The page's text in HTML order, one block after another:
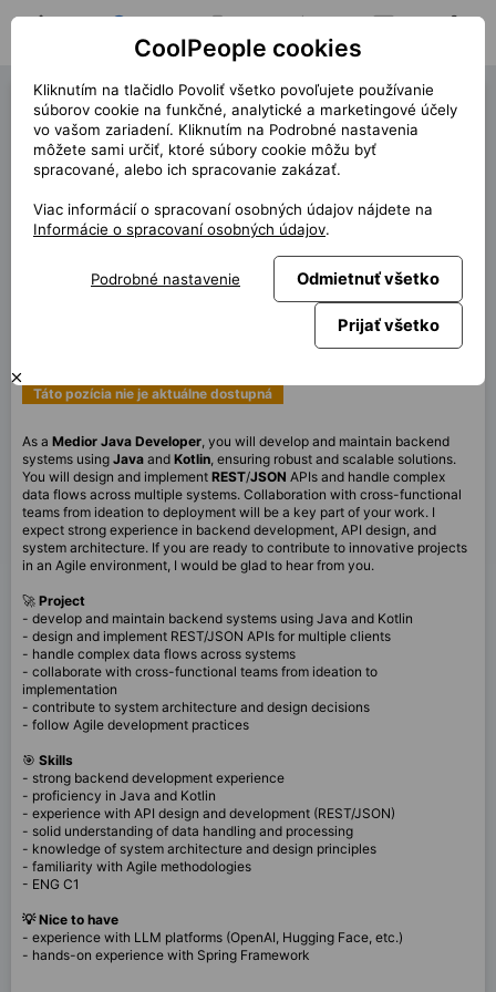
Hľadať pozíciu Moja pozícia Notifikácie
Java Developer (40889)
Ostáva 1 otvorená pozícia!
« späť
Miesto
Vienna
11/2025 (12m+)
Kontrakt cez CP
Táto pozícia nie je aktuálne dostupná
As a Medior Java Developer, you will develop and maintain backend
systems using Java and Kotlin, ensuring robust and scalable solutions.
You will design and implement REST/JSON APIs and handle complex
data flows across multiple systems. Collaboration with cross-functional
teams from ideation to deployment will be a key part of your work. I
expect strong experience in backend development, API design, and
system architecture. If you are ready to contribute to innovative projects
in an Agile environment, I would be glad to hear from you.
🚀 Project
- develop and maintain backend systems using Java and Kotlin
- design and implement REST/JSON APIs for multiple clients
- handle complex data flows across systems
- collaborate with cross-functional teams from ideation to
implementation
- contribute to system architecture and design decisions
- follow Agile development practices
🎯 Skills
- strong backend development experience
- proficiency in Java and Kotlin
- experience with API design and development (REST/JSON)
- solid understanding of data handling and processing
- knowledge of system architecture and design principles
- familiarity with Agile methodologies
- ENG C1
💡 Nice to have
- experience with LLM platforms (OpenAI, Hugging Face, etc.)
- hands-on experience with Spring Framework
CoolPeople cookies
Kliknutím na tlačidlo Povoliť všetko povoľujete používanie
súborov cookie na funkčné, analytické a marketingové účely
vo vašom zariadení. Kliknutím na Podrobné nastavenia
môžete sami určiť, ktoré súbory cookie môžu byť
spracované, alebo ich spracovanie zakázať.
Viac informácií o spracovaní osobných údajov nájdete na
Informácie o spracovaní osobných údajov.
Podrobné nastavenie Odmietnuť všetko
Prijať všetko